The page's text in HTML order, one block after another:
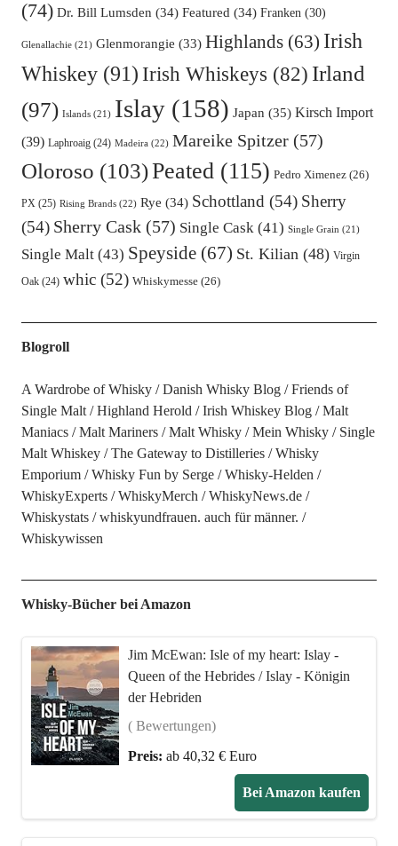
(74) Dr. Bill Lumsden (34) Featured (34) Franken(30)
Glenallachie(21) Glenmorangie (33) Highlands(63) Irish
Whiskey(91) Irish Whiskeys (82) Irland
(97) Islands(21) Islay(158) Japan (35) Kirsch Import
(39) Laphroaig(24) Madeira(22) Mareike Spitzer(57)
Oloroso (103)Peated(115) Pedro Ximenez(26)
PX(25) Rising Brands(22) Rye (34) Schottland (54) Sherry
(54) Sherry Cask(57) Single Cask(41) Single Grain (21)
Single Malt(43) Speyside(67) St. Kilian(48) Virgin
Oak(24) whic(52) Whiskymesse(26)
Blogroll
A Wardrobe of Whisky Danish Whisky Blog
Friends of
Single Malt
Highland Herold Irish Whiskey Blog
Malt
Maniacs
Malt Mariners Malt Whisky Mein Whisky
Single
Malt Whiskey
The Gateway to Distilleries
Whisky
Emporium
Whisky Fun by Serge
Whisky-Helden
WhiskyExperts
WhiskyMerch
WhiskyNews.de
Whiskystats
whiskyundfrauen. auch für männer.
Whiskywissen
Whisky-Bücher bei Amazon
Jim McEwan: Isle of my heart: Islay -
Queen of the Hebrides / Islay - Königin
der Hebriden
( Bewertungen)
Preis: ab 40,32 € Euro
Bei Amazon kaufen